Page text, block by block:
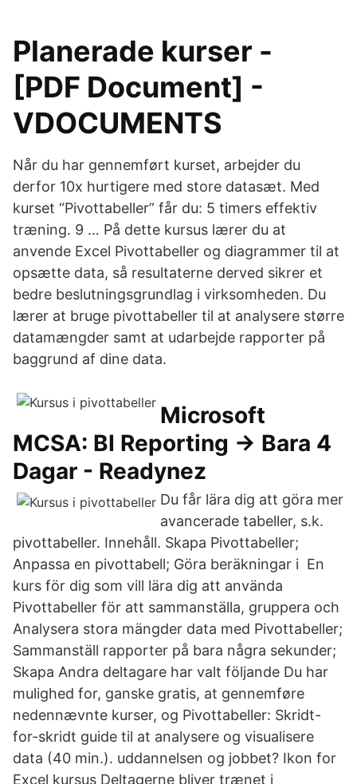
Planerade kurser -
[PDF Document] -
VDOCUMENTS
Når du har gennemført kurset, arbejder du
derfor 10x hurtigere med store datasæt. Med
kurset “Pivottabeller” får du: 5 timers effektiv
træning. 9 … På dette kursus lærer du at
anvende Excel Pivottabeller og diagrammer til at
opsætte data, så resultaterne derved sikrer et
bedre beslutningsgrundlag i virksomheden. Du
lærer at bruge pivottabeller til at analysere større
datamængder samt at udarbejde rapporter på
baggrund af dine data.
Microsoft
MCSA: BI Reporting → Bara 4
Dagar - Readynez
Du får lära dig att göra mer
avancerade tabeller, s.k.
pivottabeller. Innehåll. Skapa Pivottabeller;
Anpassa en pivottabell; Göra beräkningar i En
kurs för dig som vill lära dig att använda
Pivottabeller för att sammanställa, gruppera och
Analysera stora mängder data med Pivottabeller;
Sammanställ rapporter på bara några sekunder;
Skapa Andra deltagare har valt följande Du har
mulighed for, ganske gratis, at gennemføre
nedennævnte kurser, og Pivottabeller: Skridt-
for-skridt guide til at analysere og visualisere
data (40 min.). uddannelsen og jobbet? Ikon for
Excel kursus Deltagerne bliver trænet i